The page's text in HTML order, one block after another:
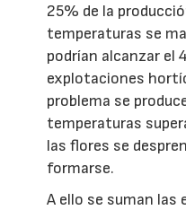
25% de la
temperaturas se
podrían alcanzar el
explotaciones
problema se
temperaturas
las flores se
formarse.
A ello se suman las